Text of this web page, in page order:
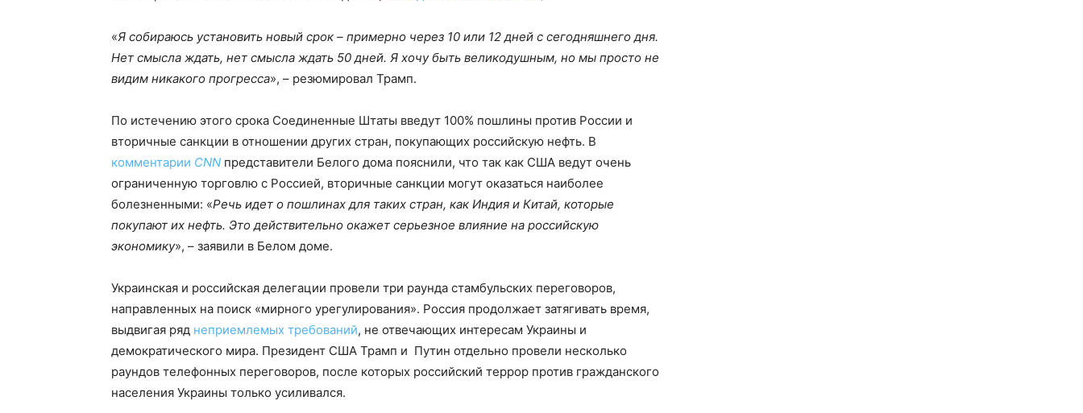
«Я собираюсь установить новый срок – примерно через 10 или 12 дней с сегодняшнего дня.
Нет смысла ждать, нет смысла ждать 50 дней. Я хочу быть великодушным, но мы просто не
видим никакого прогресса», – резюмировал Трамп.
По истечению этого срока Соединенные Штаты введут 100% пошлины против России и
вторичные санкции в отношении других стран, покупающих российскую нефть. В
комментарии CNN представители Белого дома пояснили, что так как США ведут очень
ограниченную торговлю с Россией, вторичные санкции могут оказаться наиболее
болезненными: «Речь идет о пошлинах для таких стран, как Индия и Китай, которые
покупают их нефть. Это действительно окажет серьезное влияние на российскую
экономику», – заявили в Белом доме.
Украинская и российская делегации провели три раунда стамбульских переговоров,
направленных на поиск «мирного урегулирования». Россия продолжает затягивать время,
выдвигая ряд неприемлемых требований, не отвечающих интересам Украины и
демократического мира. Президент США Трамп и Путин отдельно провели несколько
раундов телефонных переговоров, после которых российский террор против гражданского
населения Украины только усиливался.